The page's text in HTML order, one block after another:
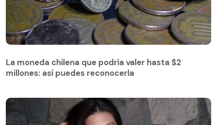
La moneda chilena que podría valer hasta $2
millones: así puedes reconocerla